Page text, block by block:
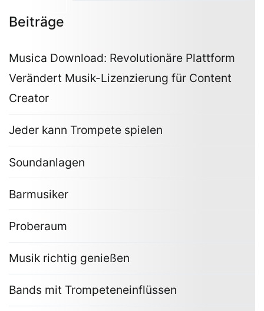
Beiträge
Musica Download: Revolutionäre Plattform
Verändert Musik-Lizenzierung für Content
Creator
Jeder kann Trompete spielen
Soundanlagen
Barmusiker
Proberaum
Musik richtig genießen
Bands mit Trompeteneinflüssen